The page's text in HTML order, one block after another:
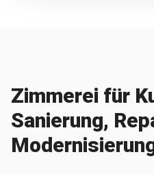
Zimmerei für
Sanierung,